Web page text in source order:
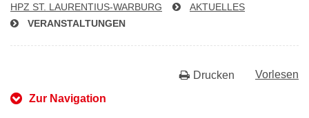
HPZ ST. LAU­REN­TI­US-WAR­BURG
AKTUELLES
VER­AN­STAL­TUN­GEN
Vorlesen
Drucken
Zur Navigation